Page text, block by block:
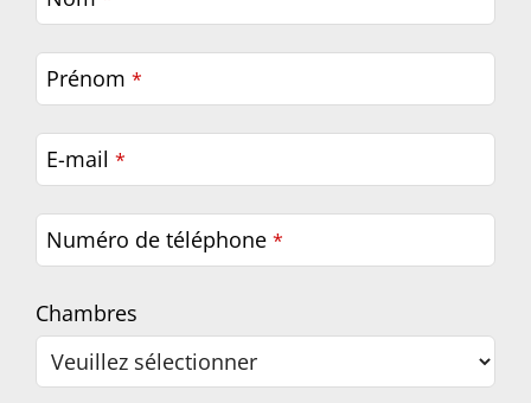
Prénom *
Business
Email *
E-mail *
Numéro de téléphone *
Chambres